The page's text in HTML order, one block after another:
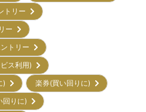
トリー
リー
ントリー
ビス利用)
)
楽券(買い回りに)
回りに)